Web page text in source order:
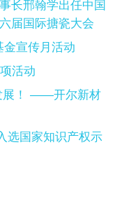
长邢翰学出任中国
届国际搪瓷大会
金宣传月活动
活动
展！ ——开尔新材
选国家知识产权示